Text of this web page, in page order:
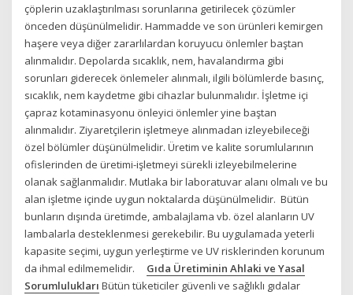
çöplerin uzaklaştırılması sorunlarına getirilecek çözümler
önceden düşünülmelidir. Hammadde ve son ürünleri kemirgen
haşere veya diğer zararlılardan koruyucu önlemler baştan
alınmalıdır. Depolarda sıcaklık, nem, havalandırma gibi
sorunları giderecek önlemeler alınmalı, ilgili bölümlerde basınç,
sıcaklık, nem kaydetme gibi cihazlar bulunmalıdır. İşletme içi
çapraz kotaminasyonu önleyici önlemler yine baştan
alınmalıdır. Ziyaretçilerin işletmeye alınmadan izleyebileceği
özel bölümler düşünülmelidir. Üretim ve kalite sorumlularının
ofislerinden de üretimi-işletmeyi sürekli izleyebilmelerine
olanak sağlanmalıdır. Mutlaka bir laboratuvar alanı olmalı ve bu
alan işletme içinde uygun noktalarda düşünülmelidir. Bütün
bunların dışında üretimde, ambalajlama vb. özel alanların UV
lambalarla desteklenmesi gerekebilir. Bu uygulamada yeterli
kapasite seçimi, uygun yerleştirme ve UV risklerinden korunum
da ihmal edilmemelidir. Gıda Üretiminin Ahlaki ve Yasal
Sorumlulukları Bütün tüketiciler güvenli ve sağlıklı gıdalar